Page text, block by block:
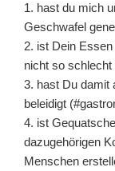
1. hast du mich
Geschwafel
2. ist Dein
nicht so
3. hast Du damit
beleidigt
4. ist
dazugehörigen
Menschen